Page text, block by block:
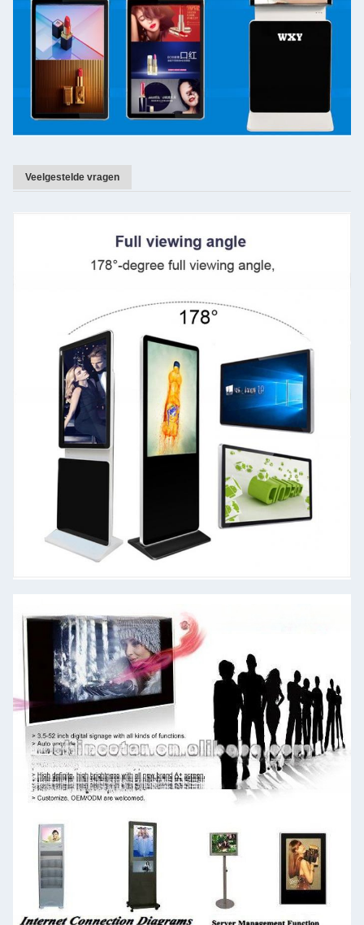
Veelgestelde vragen